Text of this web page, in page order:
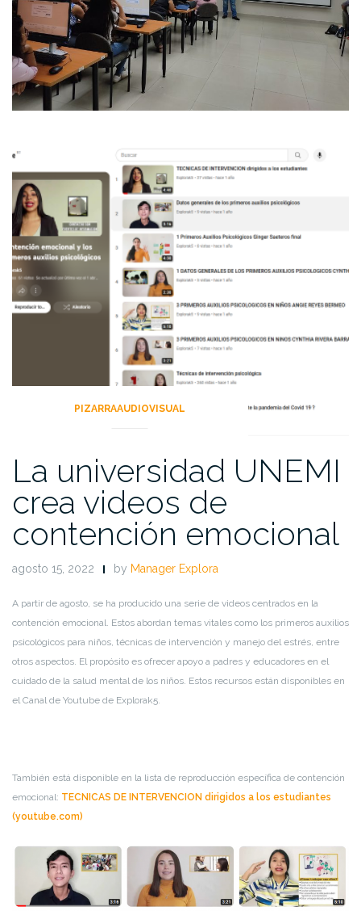
PIZARRAAUDIOVISUAL
La universidad UNEMI
crea videos de
contención emocional
agosto 15, 2022 by Manager Explora
A partir de agosto, se ha producido una serie de videos centrados en la
contención emocional. Estos abordan temas vitales como los primeros auxilios
psicológicos para niños, técnicas de intervención y manejo del estrés, entre
otros aspectos. El propósito es ofrecer apoyo a padres y educadores en el
cuidado de la salud mental de los niños. Estos recursos están disponibles en
el Canal de Youtube de Explorak5.
También está disponible en la lista de reproducción específica de contención
emocional: TECNICAS DE INTERVENCION dirigidos a los estudiantes
(youtube.com)